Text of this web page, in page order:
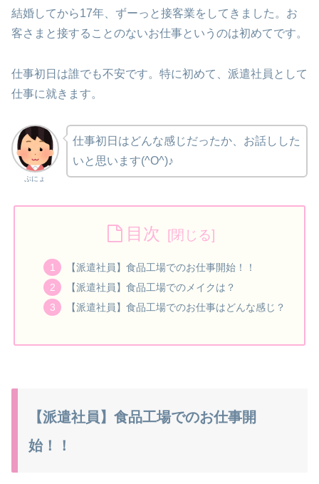
結婚してから17年、ずーっと接客業をしてきました。お
客さまと接することのないお仕事というのは初めてです。
仕事初日は誰でも不安です。特に初めて、派遣社員として
仕事に就きます。
ぷにょ
仕事初日はどんな感じだったか、お話しした
いと思います(^O^)♪
目次
【派遣社員】食品工場でのお仕事開始！！
【派遣社員】食品工場でのメイクは？
【派遣社員】食品工場でのお仕事はどんな感じ？
【派遣社員】食品工場でのお仕事開
始！！